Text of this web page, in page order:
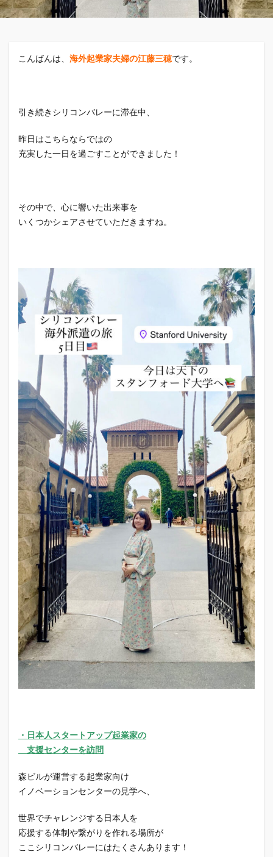
こんばんは、 海外起業家夫婦の江藤三穂です。
引き続きシリコンバレーに滞在中、
昨日はこちらならではの
充実した一日を過ごすことができました！
その中で、心に響いた出来事を
いくつかシェアさせていただきますね。
・日本人スタートアップ起業家の
支援センターを訪問
森ビルが運営する起業家向け
イノベーションセンターの見学へ、
世界でチャレンジする日本人を
応援する体制や繋がりを作れる場所が
ここシリコンバレーにはたくさんあります！